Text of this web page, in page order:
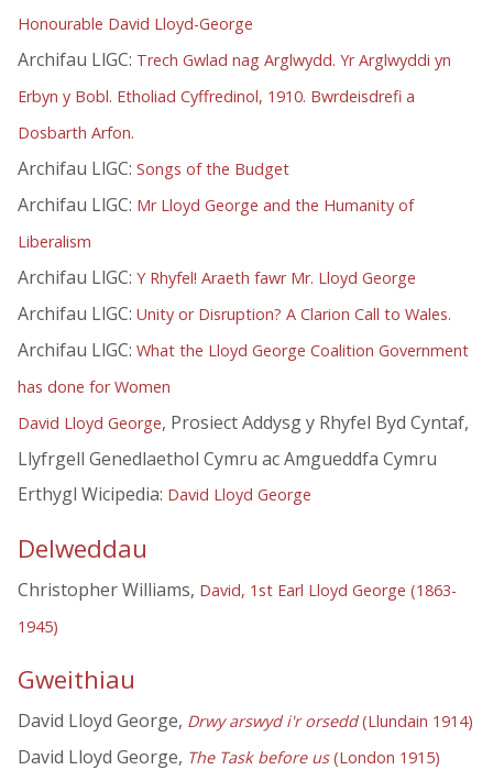
Honourable David Lloyd-George
Archifau LlGC: Trech Gwlad nag Arglwydd. Yr Arglwyddi yn
Erbyn y Bobl. Etholiad Cyffredinol, 1910. Bwrdeisdrefi a
Dosbarth Arfon.
Archifau LlGC: Songs of the Budget
Archifau LlGC: Mr Lloyd George and the Humanity of
Liberalism
Archifau LlGC: Y Rhyfel! Araeth fawr Mr. Lloyd George
Archifau LlGC: Unity or Disruption? A Clarion Call to Wales.
Archifau LlGC: What the Lloyd George Coalition Government
has done for Women
David Lloyd George, Prosiect Addysg y Rhyfel Byd Cyntaf,
Llyfrgell Genedlaethol Cymru ac Amgueddfa Cymru
Erthygl Wicipedia: David Lloyd George
Delweddau
Christopher Williams, David, 1st Earl Lloyd George (1863-
1945)
Gweithiau
David Lloyd George, Drwy arswyd i'r orsedd(Llundain 1914)
David Lloyd George, The Task before us(London 1915)